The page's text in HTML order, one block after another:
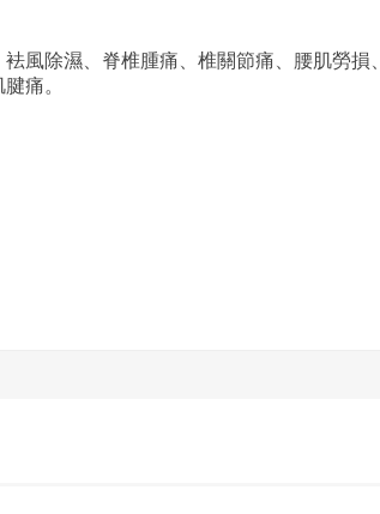
風除濕、脊椎腫痛、椎關節痛、腰肌勞損、
痛。